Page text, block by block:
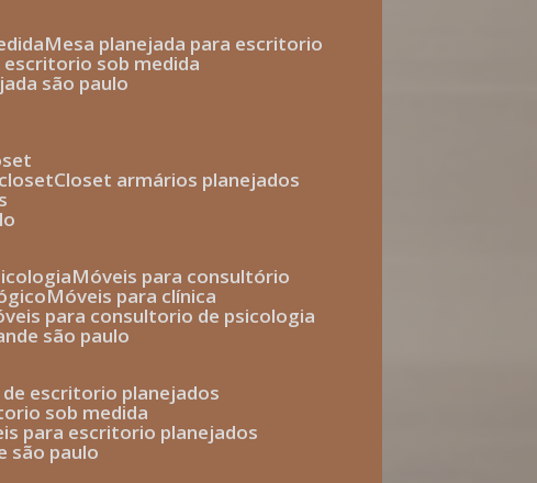
mesa planejada para escritorio
escritorio sob medida
são paulo
closet armários planejados
móveis para consultório
móveis para clínica
para consultorio de psicologia
são paulo
de escritorio planejados
sob medida
para escritorio planejados
são paulo